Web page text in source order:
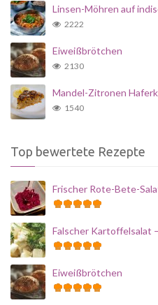
Linsen-Möhren auf
2222
Eiweißbrötchen
2130
Mandel-Zitronen
1540
Top bewertete Rezepte
Frischer Rote-Bete-
Falscher Kartoffelsalat
Eiweißbrötchen